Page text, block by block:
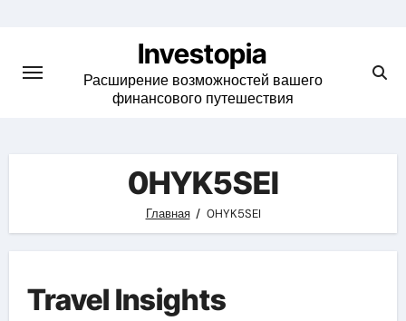
content
Investopia
Расширение возможностей вашего
финансового путешествия
0HYK5SEI
Главная 0HYK5SEI
Travel Insights